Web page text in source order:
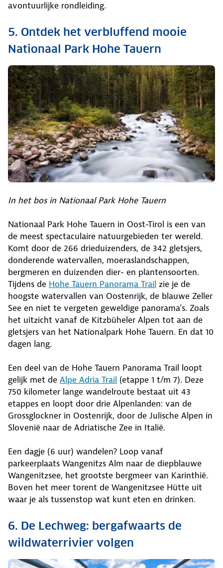
avontuurlijke rondleiding.
5. Ontdek het verbluffend mooie
Nationaal Park Hohe Tauern
In het bos in Nationaal Park Hohe Tauern
Nationaal Park Hohe Tauern in Oost-Tirol is een van
de meest spectaculaire natuurgebieden ter wereld.
Komt door de 266 drieduizenders, de 342 gletsjers,
donderende watervallen, moeraslandschappen,
bergmeren en duizenden dier- en plantensoorten.
Tijdens de Hohe Tauern Panorama Trail zie je de
hoogste watervallen van Oostenrijk, de blauwe Zeller
See en niet te vergeten geweldige panorama’s. Zoals
het uitzicht vanaf de Kitzbüheler Alpen tot aan de
gletsjers van het Nationalpark Hohe Tauern. En dat 10
dagen lang.
Een deel van de Hohe Tauern Panorama Trail loopt
gelijk met de Alpe Adria Trail (etappe 1 t/m 7). Deze
750 kilometer lange wandelroute bestaat uit 43
etappes en loopt door drie Alpenlanden: van de
Grossglockner in Oostenrijk, door de Julische Alpen in
Slovenië naar de Adriatische Zee in Italië.
Een dagje (6 uur) wandelen? Loop vanaf
parkeerplaats Wangenitzs Alm naar de diepblauwe
Wangenitzsee, het grootste bergmeer van Karinthië.
Boven het meer torent de Wangenitzsee Hütte uit
waar je als tussenstop wat kunt eten en drinken.
6. De Lechweg: bergafwaarts de
wildwaterrivier volgen